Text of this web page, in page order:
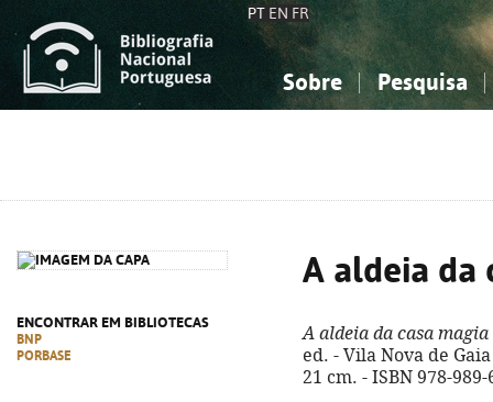
PT EN FR
Sobre Pesquisa
ENCONTRAR EM BIBLIOTECAS
BNP
PORBASE
A aldeia da
A aldeia da casa magia
ed. - Vila Nova de
21 cm. - ISBN 978-989-